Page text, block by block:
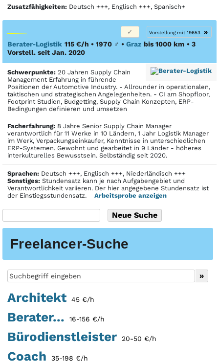
Freelancer-Suche
Architekt 45 €/h
Berater... 16-156 €/h
Bürodienstleister 20-50 €/h
Coach 35-198 €/h
Zusatzfähigkeiten: Deutsch +++, Englisch +++, Spanisch+
Vorstellung mit 19653
»
Berater-Logistik 115 €/h • 1970 ♂ • Graz bis 1000 km • 3
Vorstell. seit Jan. 2020
Schwerpunkte: 20 Jahren Supply Chain
Management Erfahrung in führende
Positionen der Automotive Industry. - Allrounder in operationalen,
taktischen und strategischen Angelegenheiten. - CI am Shopfloor,
Footprint Studien, Budgetting, Supply Chain Konzepten, ERP-
Bedingungen definieren und umsetzen
Facher­fahrung: 8 Jahre Senior Supply Chain Manager
verantwortlich für 11 Werke in 10 Ländern, 1 Jahr Logistik Manager
im Werk, Verpackungseinkaufer, Kenntnisse in unterschiedlichen
ERP-Systemen. Gewohnt und gearbeitet in 9 Länder - höheres
interkulturelles Bewusstsein. Selbständig seit 2020.
Sprachen: Deutsch +++, Englisch +++, Niederländisch +++
Sonstiges: Stundensatz kann je nach Aufgabengebiet und
Verantwortlichkeit variieren. Der hier angegebene Stundensatz ist
der Einstiegsstundensatz. Arbeitsprobe anzeigen